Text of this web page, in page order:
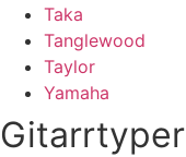
Taka
Tanglewood
Taylor
Yamaha
Gitarrtyper